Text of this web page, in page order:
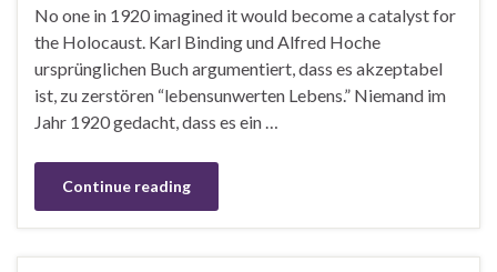
No one in 1920 imagined it would become a catalyst for
the Holocaust. Karl Binding und Alfred Hoche
ursprünglichen Buch argumentiert, dass es akzeptabel
ist, zu zerstören “lebensunwerten Lebens.” Niemand im
Jahr 1920 gedacht, dass es ein …
Continue reading